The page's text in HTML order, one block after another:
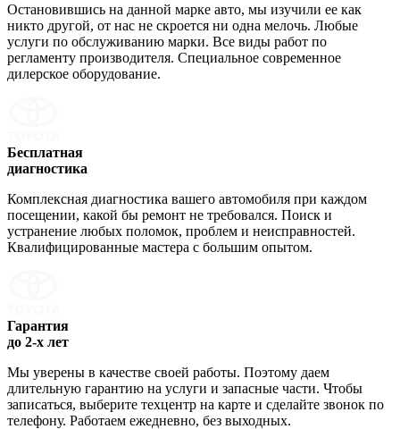
Остановившись на данной марке авто, мы изучили ее как
никто другой, от нас не скроется ни одна мелочь. Любые
услуги по обслуживанию марки. Все виды работ по
регламенту производителя. Специальное современное
дилерское оборудование.
Бесплатная
диагностика
Комплексная диагностика вашего автомобиля при каждом
посещении, какой бы ремонт не требовался. Поиск и
устранение любых поломок, проблем и неисправностей.
Квалифицированные мастера с большим опытом.
Гарантия
до 2-х лет
Мы уверены в качестве своей работы. Поэтому даем
длительную гарантию на услуги и запасные части. Чтобы
записаться, выберите техцентр на карте и сделайте звонок по
телефону. Работаем ежедневно, без выходных.